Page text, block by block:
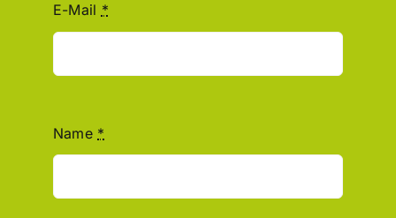
E-Mail *
Name *